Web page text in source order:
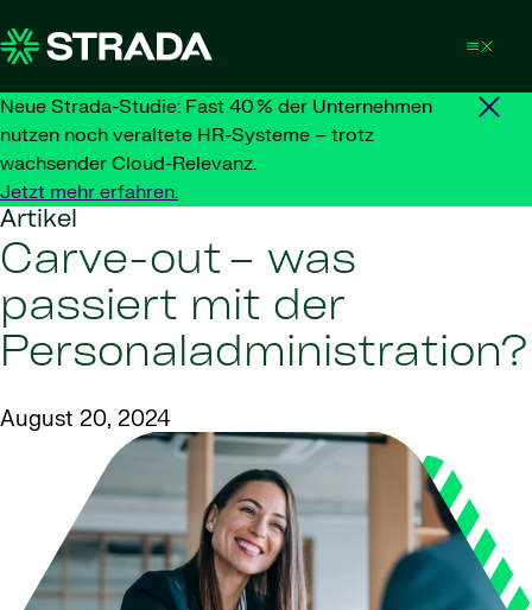
Neue Strada-Studie: Fast 40 % der Unternehmen
nutzen noch veraltete HR-Systeme – trotz
wachsender Cloud-Relevanz.
Jetzt mehr erfahren.
Artikel
Carve-out – was
passiert mit der
August 20, 2024